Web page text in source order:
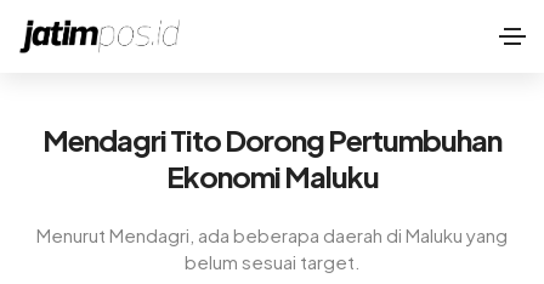
Mendagri Tito Dorong Pertumbuhan
Ekonomi Maluku
Menurut Mendagri, ada beberapa daerah di Maluku yang
belum sesuai target.